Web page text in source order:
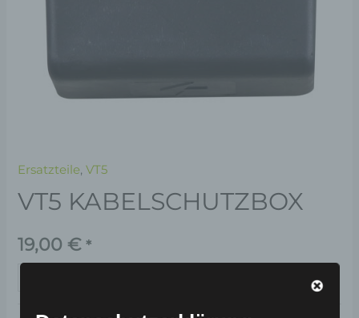
Ersatzteile,VT5
VT5 KABELSCHUTZBOX
19,00 € *